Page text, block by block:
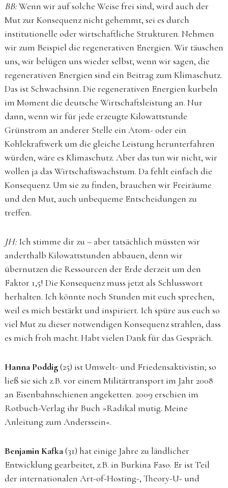
BB:Wenn wir auf solche Weise frei sind, wird auch der
Mut zur Konsequenz nicht gehemmt, sei es durch
institutionelle oder wirtschaftliche Strukturen. Nehmen
wir zum Beispiel die regenerativen Energien. Wir täuschen
uns, wir belügen uns wieder selbst, wenn wir sagen, die
regenerativen Energien sind ein Beitrag zum Klimaschutz.
Das ist Schwachsinn. Die regenerativen Energien kurbeln
im Moment die deutsche Wirtschaftsleistung an. Nur
dann, wenn wir für jede erzeugte Kilowattstunde
Grünstrom an anderer Stelle ein Atom- oder ein
Kohlekraftwerk um die gleiche Leistung herunterfahren
würden, wäre es Klimaschutz. Aber das tun wir nicht, wir
wollen ja das Wirtschaftswachstum. Da fehlt einfach die
Konsequenz. Um sie zu finden, brauchen wir Freiräume
und den Mut, auch unbequeme Entscheidungen zu
treffen.
JH:Ich stimme dir zu – aber tatsächlich müssten wir
anderthalb Kilowattstunden abbauen, denn wir
übernutzen die Ressourcen der Erde derzeit um den
Faktor 1,5! Die Konsequenz muss jetzt als Schlusswort
herhalten. Ich könnte noch Stunden mit euch sprechen,
weil es mich bestärkt und inspiriert. Ich spüre aus euch so
viel Mut zu dieser notwendigen Konsequenz strahlen, dass
es mich froh macht. Habt vielen Dank für das Gespräch.
Hanna Poddig(25) ist Umwelt- und Friedensaktivistin; so
ließ sie sich z.B. vor einem Militärtransport im Jahr 2008
an Eisenbahnschienen angeketten. 2009 erschien im
Rotbuch-Verlag ihr Buch »Radikal mutig. Meine
Anleitung zum Anderssein«.
Benjamin Kafka(31) hat einige Jahre zu ländlicher
Entwicklung gearbeitet, z.B. in Burkina Faso. Er ist Teil
der internationalen Art-of-Hosting-, Theory-U- und